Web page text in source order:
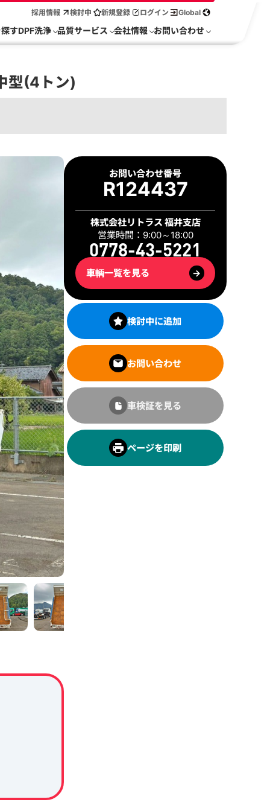
採用情報 検討中 新規登録 ログイン Global
すDPF洗浄 品質サービス 会社情報 お問い合わせ
型(4トン)
お問い合わせ番号
R124437
株式会社リトラス 福井支店
営業時間：9:00～18:00
0778-43-5221
車輌一覧を見る →
検討中に追加
お問い合わせ
車検証を見る
ページを印刷